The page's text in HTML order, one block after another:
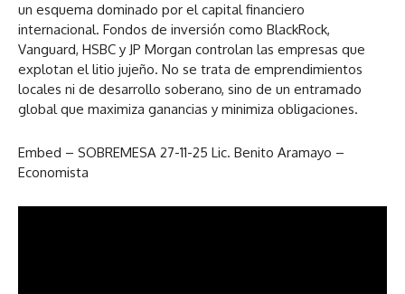
un esquema dominado por el capital financiero
internacional. Fondos de inversión como BlackRock,
Vanguard, HSBC y JP Morgan controlan las empresas que
explotan el litio jujeño. No se trata de emprendimientos
locales ni de desarrollo soberano, sino de un entramado
global que maximiza ganancias y minimiza obligaciones.
Embed – SOBREMESA 27-11-25 Lic. Benito Aramayo –
Economista